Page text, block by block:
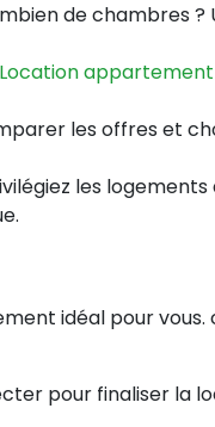
de chambres ?
Location
les offres et
les
pour finaliser la